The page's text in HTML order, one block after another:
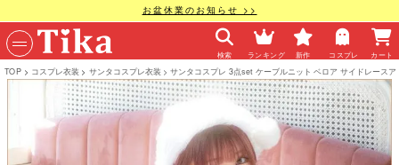
お盆休業のお知らせ >>
検索 ランキング 新作 コスプレ カート
TOP コスプレ衣装 サンタコスプレ衣装 サンタコスプレ 3点set ケーブルニット ベロア サイドレース